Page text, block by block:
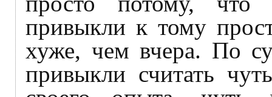
привыкли к тому
хуже, чем вчера. По
привыкли считать